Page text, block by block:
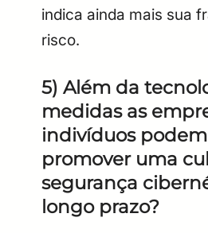
indica ainda mais sua
risco.
5) Além da
medidas as
indivíduos
promover uma
segurança
longo prazo?